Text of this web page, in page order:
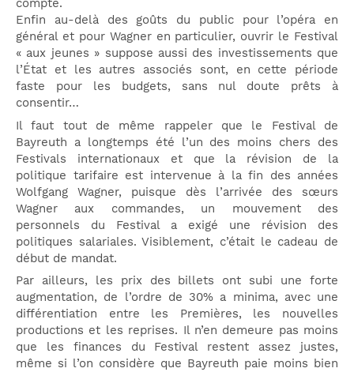
compte.
Enfin au-delà des goûts du public pour l’opéra en
général et pour Wagner en particulier, ouvrir le Festival
« aux jeunes » suppose aussi des investissements que
l’État et les autres associés sont, en cette période
faste pour les budgets, sans nul doute prêts à
consentir…
Il faut tout de même rappeler que le Festival de
Bayreuth a longtemps été l’un des moins chers des
Festivals internationaux et que la révision de la
politique tarifaire est intervenue à la fin des années
Wolfgang Wagner, puisque dès l’arrivée des sœurs
Wagner aux commandes, un mouvement des
personnels du Festival a exigé une révision des
politiques salariales. Visiblement, c’était le cadeau de
début de mandat.
Par ailleurs, les prix des billets ont subi une forte
augmentation, de l’ordre de 30% a minima, avec une
différentiation entre les Premières, les nouvelles
productions et les reprises. Il n’en demeure pas moins
que les finances du Festival restent assez justes,
même si l’on considère que Bayreuth paie moins bien